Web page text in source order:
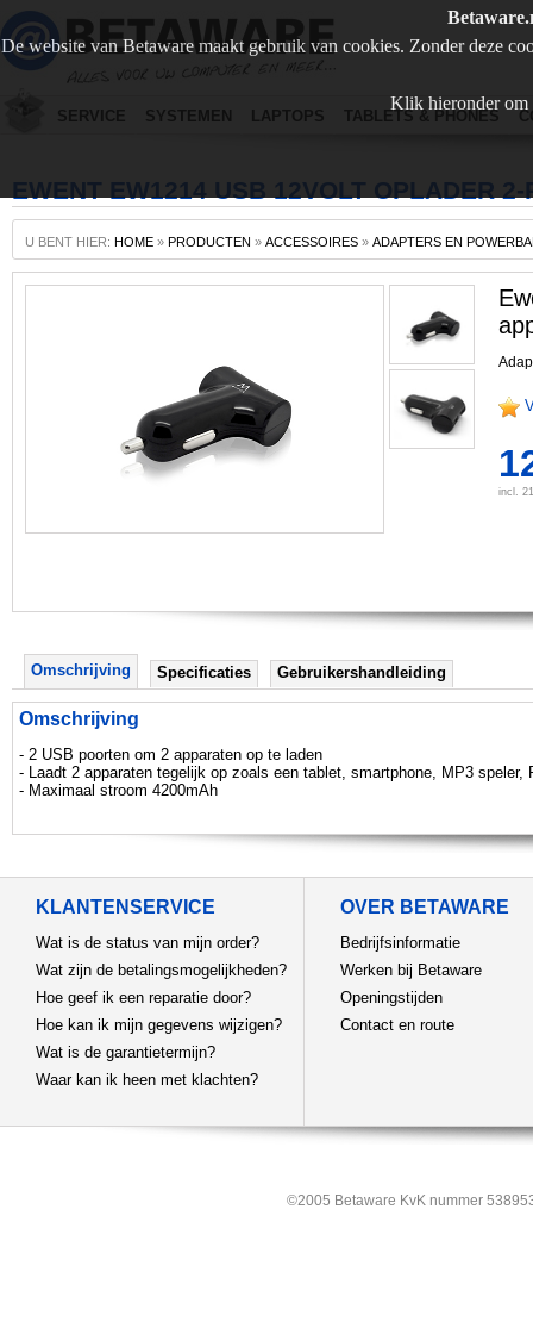
De website van Betaware maakt gebruik van cookies. Zonder deze
Klik hieronder om
SERVICE SYSTEMEN LAPTOPS TABLETS & PHONES
EWENT EW1214 USB 12VOLT OPLADER
U BENT HIER: HOME » PRODUCTEN » ACCESSOIRES » ADAPTERS EN
incl.
Omschrijving Specificaties Gebruikershandleiding
Omschrijving
- 2 USB poorten om 2 apparaten op te laden
- Laadt 2 apparaten tegelijk op zoals een tablet, smartphone, MP3 speler,
- Maximaal stroom 4200mAh
KLANTENSERVICE
Wat is de status van mijn order?
Wat zijn de betalingsmogelijkheden?
Hoe geef ik een reparatie door?
Hoe kan ik mijn gegevens wijzigen?
Wat is de garantietermijn?
Waar kan ik heen met klachten?
OVER BETAWARE
Bedrijfsinformatie
Werken bij Betaware
Openingstijden
Contact en route
©2005 Betaware KvK nummer